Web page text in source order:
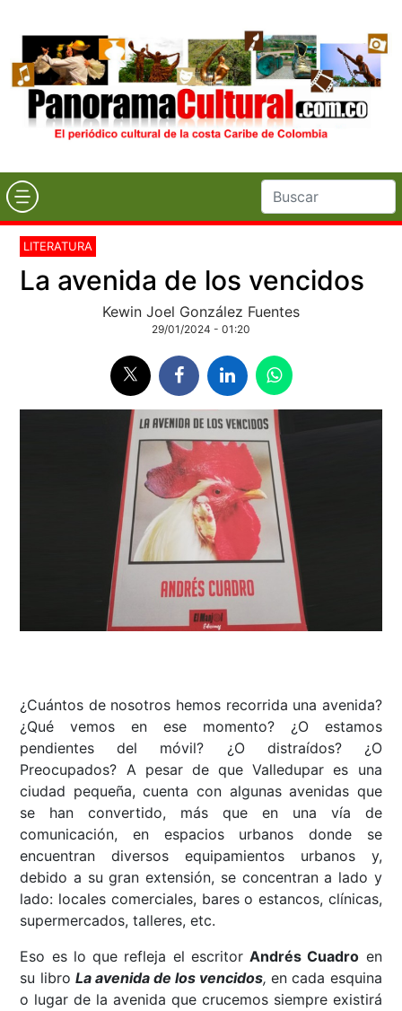
LITERATURA
La avenida de los vencidos
Kewin Joel González Fuentes
29/01/2024 - 01:20
¿Cuántos de nosotros hemos recorrida una avenida?
¿Qué vemos en ese momento? ¿O estamos
pendientes del móvil? ¿O distraídos? ¿O
Preocupados? A pesar de que Valledupar es una
ciudad pequeña, cuenta con algunas avenidas que
se han convertido, más que en una vía de
comunicación, en espacios urbanos donde se
encuentran diversos equipamientos urbanos y,
debido a su gran extensión, se concentran a lado y
lado: locales comerciales, bares o estancos, clínicas,
supermercados, talleres, etc.
Eso es lo que refleja el escritorAndrés Cuadro en
su libro La avenida de los vencidos,en cada esquina
o lugar de la avenida que crucemos siempre existirá